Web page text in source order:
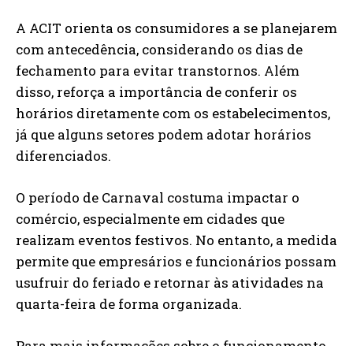
A ACIT orienta os consumidores a se planejarem
com antecedência, considerando os dias de
fechamento para evitar transtornos. Além
disso, reforça a importância de conferir os
horários diretamente com os estabelecimentos,
já que alguns setores podem adotar horários
diferenciados.
O período de Carnaval costuma impactar o
comércio, especialmente em cidades que
realizam eventos festivos. No entanto, a medida
permite que empresários e funcionários possam
usufruir do feriado e retornar às atividades na
quarta-feira de forma organizada.